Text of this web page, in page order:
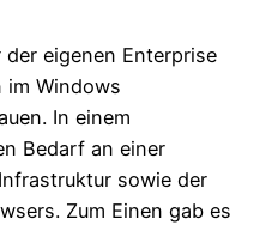
eigenen Enterprise
im Windows
In einem
Bedarf an einer
sowie der
Zum Einen gab es